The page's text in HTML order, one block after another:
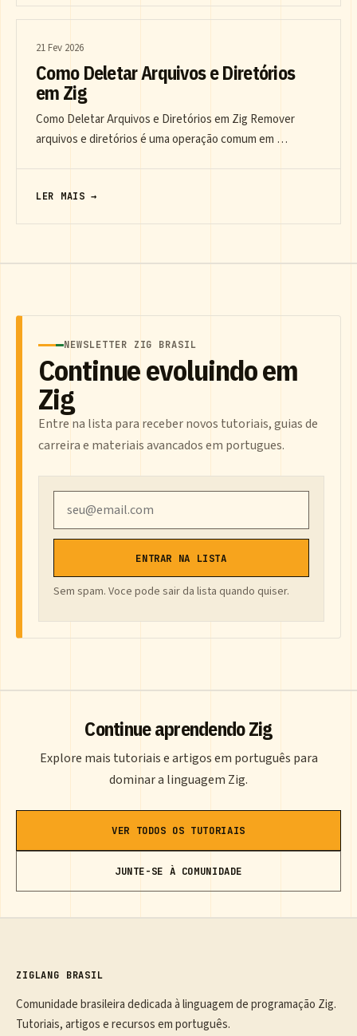
21 Fev 2026
Como Deletar Arquivos e Diretórios
em Zig
Como Deletar Arquivos e Diretórios em Zig Remover
arquivos e diretórios é uma operação comum em …
LER MAIS →
NEWSLETTER ZIG BRASIL
Continue evoluindo em
Zig
Entre na lista para receber novos tutoriais, guias de
carreira e materiais avancados em portugues.
ENTRAR NA LISTA
Sem spam. Voce pode sair da lista quando quiser.
Continue aprendendo Zig
Explore mais tutoriais e artigos em português para
dominar a linguagem Zig.
VER TODOS OS TUTORIAIS
JUNTE-SE À COMUNIDADE
ZIGLANG BRASIL
Comunidade brasileira dedicada à linguagem de programação Zig.
Tutoriais, artigos e recursos em português.